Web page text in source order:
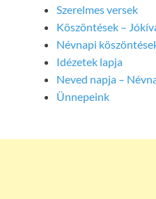
Szerelmes versek
Köszöntések –
Névnapi
Idézetek lapja
Neved napja –
Ünnepeink